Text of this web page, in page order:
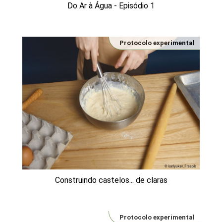
Do Ar à Água - Episódio 1
Construindo castelos... de claras
Protocolo experimental
Protocolo experimental